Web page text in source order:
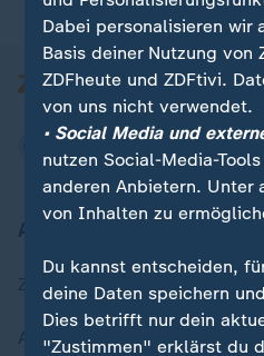
Zuletzt veröffentlicht
Aktuelle Sendungs-Videos
Dabei personalisieren wir
Basis deiner Nutzung von
ZDFheute und ZDFtivi.
von uns nicht verwendet.
• Social Media und
nutzen Social-Media-
anderen Anbietern. Unter
von Inhalten zu
Du kannst entscheiden,
deine Daten speichern
Dies betrifft nur dein
"Zustimmen" erklärst du